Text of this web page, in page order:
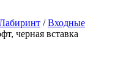
/Входные
черная вставка